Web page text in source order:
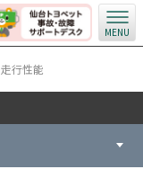
MENU
走行性能